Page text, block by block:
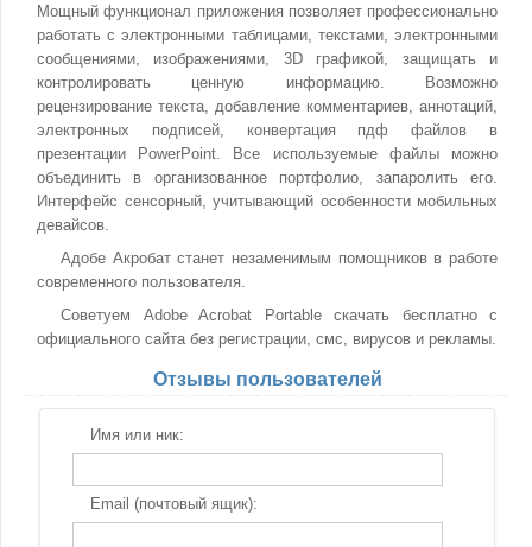
Мощный функционал приложения позволяет профессионально
работать с электронными таблицами, текстами, электронными
сообщениями, изображениями, 3D графикой, защищать и
контролировать ценную информацию. Возможно
рецензирование текста, добавление комментариев, аннотаций,
электронных подписей, конвертация пдф файлов в
презентации PowerPoint. Все используемые файлы можно
объединить в организованное портфолио, запаролить его.
Интерфейс сенсорный, учитывающий особенности мобильных
девайсов.
Адобе Акробат станет незаменимым помощников в работе
современного пользователя.
Советуем Adobe Acrobat Portable скачать бесплатно с
официального сайта без регистрации, смс, вирусов и рекламы.
Отзывы пользователей
Имя или ник:
Email (почтовый ящик):